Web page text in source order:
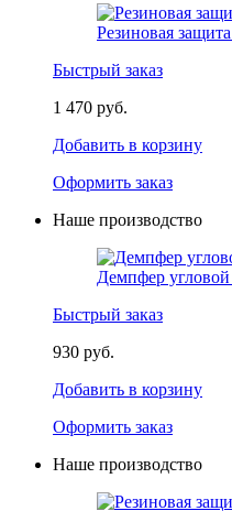
Резиновая
Быстрый заказ
1 470 руб.
Добавить в корзину
Оформить заказ
Наше производство
Демпфер
Быстрый заказ
930 руб.
Добавить в корзину
Оформить заказ
Наше производство